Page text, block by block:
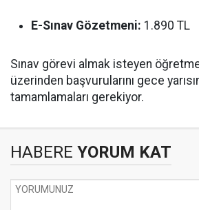
E-Sınav Gözetmeni: 1.890 TL
Sınav görevi almak isteyen
üzerinden başvurularını gece
tamamlamaları gerekiyor.
HABERE YORUM KAT